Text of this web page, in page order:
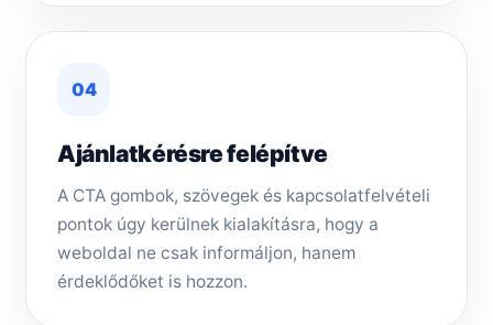
04
Ajánlatkérésre felépítve
A CTA gombok, szövegek és kapcsolatfelvételi
pontok úgy kerülnek kialakításra, hogy a
weboldal ne csak informáljon, hanem
érdeklődőket is hozzon.